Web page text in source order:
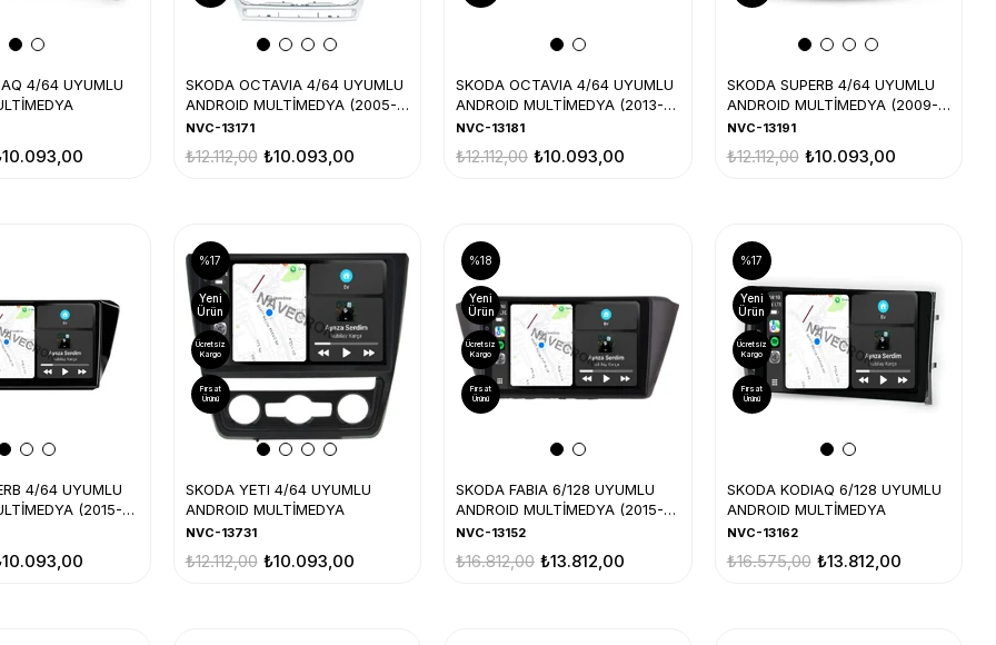
4/64 UYUMLU
SKODA OCTAVIA 4/64 UYUMLU
ANDROID MULTİMEDYA (2005-
12)
NVC-13171
₺10.093,00
₺12.112,00
SKODA OCTAVIA 4/64 UYUMLU
ANDROID MULTİMEDYA (2013-
19)
NVC-13181
₺10.093,00
₺12.112,00
SKODA SUPERB 4/64 UYUMLU
ANDROID MULTİMEDYA (2009-
15)
NVC-13191
₺10.093,00
₺12.112,00
4/64 UYUMLU
(2015-
SKODA YETI 4/64 UYUMLU
ANDROID MULTİMEDYA
NVC-13731
₺10.093,00
₺12.112,00
%17
Yeni
Ürün
Ücretsiz
Kargo
Fırsat
Ürünü
SKODA FABIA 6/128 UYUMLU
ANDROID MULTİMEDYA (2015-
21)
NVC-13152
₺13.812,00
₺16.812,00
%18
Yeni
Ürün
Ücretsiz
Kargo
Fırsat
Ürünü
SKODA KODIAQ 6/128 UYUMLU
ANDROID MULTİMEDYA
NVC-13162
₺13.812,00
₺16.575,00
%17
Yeni
Ürün
Ücretsiz
Kargo
Fırsat
Ürünü